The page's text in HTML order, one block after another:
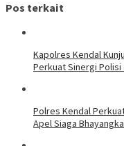
Pos terkait
Kapolres Kendal
Perkuat Sinergi
Polres Kendal
Apel Siaga